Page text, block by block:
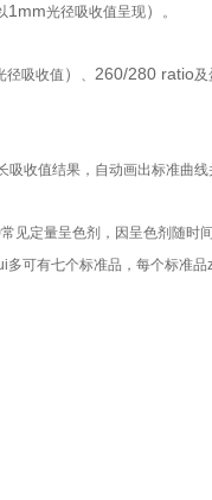
1mm光径吸收值呈现） 。
径吸收值 ） 、 260/280 ratio
吸收值结果，自动画出标准曲线
见定量呈色剂，因呈色剂随时
可有七个标准品，每个标准